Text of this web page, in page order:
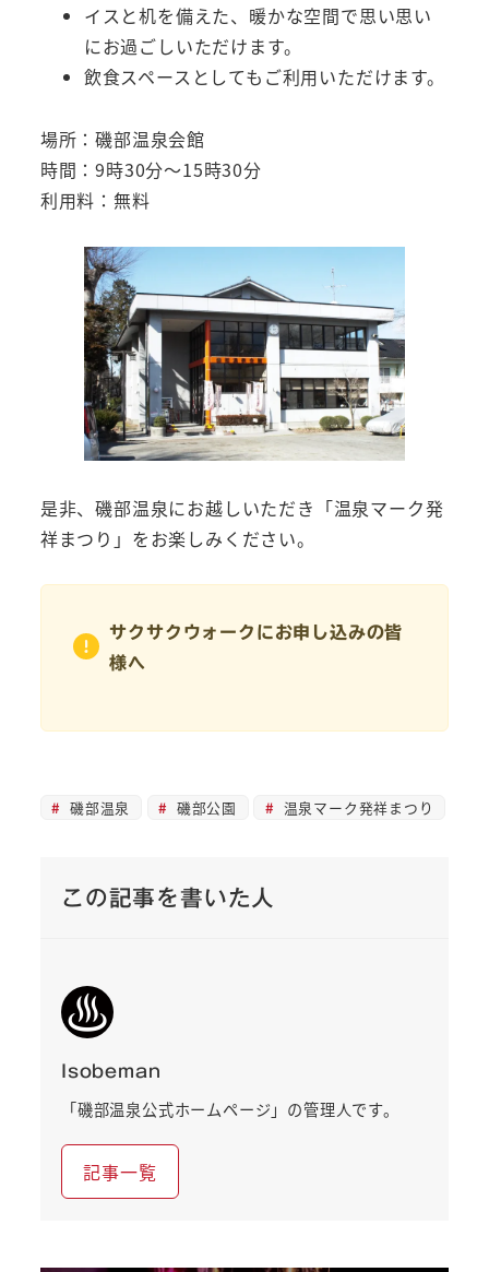
イスと机を備えた、暖かな空間で思い思い
にお過ごしいただけます。
飲食スペースとしてもご利用いただけます。
場所：磯部温泉会館
時間：9時30分～15時30分
利用料：無料
是非、磯部温泉にお越しいただき「温泉マーク発
祥まつり」をお楽しみください。
サクサクウォークにお申し込みの皆
様へ
磯部温泉 磯部公園 温泉マーク発祥まつり
この記事を書いた人
Isobeman
「磯部温泉公式ホームページ」の管理人です。
記事一覧